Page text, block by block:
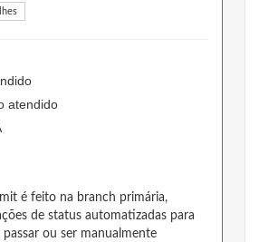
atendido
é feito na branch primária,
de status automatizadas para
ou ser manualmente